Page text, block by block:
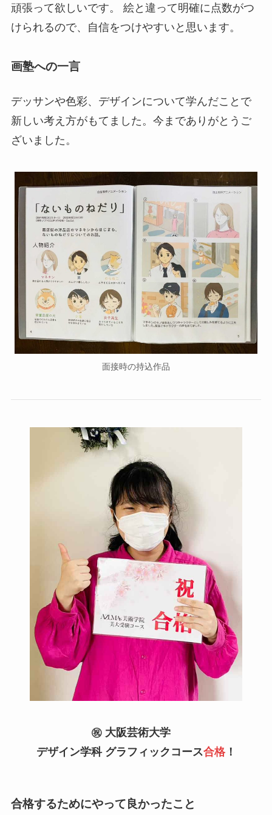
頑張って欲しいです。 絵と違って明確に点数がつ
けられるので、自信をつけやすいと思います。
画塾への一言
デッサンや色彩、デザインについて学んだことで
新しい考え方がもてました。今までありがとうご
ざいました。
面接時の持込作品
㊗️ 大阪芸術大学
デザイン学科 グラフィックコース合格！
合格するためにやって良かったこと